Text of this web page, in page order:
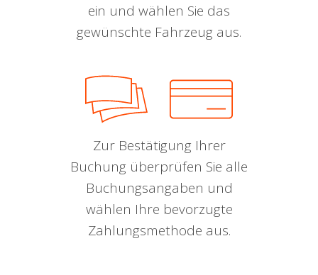
ein und wählen Sie das
gewünschte Fahrzeug aus.
Zur Bestätigung Ihrer
Buchung überprüfen Sie alle
Buchungsangaben und
wählen Ihre bevorzugte
Zahlungsmethode aus.